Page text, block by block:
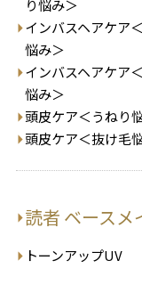
り悩み＞
インバスヘアケア
悩み＞
インバスヘアケア
悩み＞
頭皮ケア＜うねり
頭皮ケア＜抜け毛
読者 ベースメ
トーンアップUV